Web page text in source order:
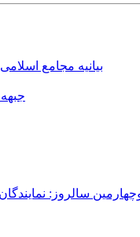
بیانیه مجامع
نمایندگان مجلس زار می‌زدند/